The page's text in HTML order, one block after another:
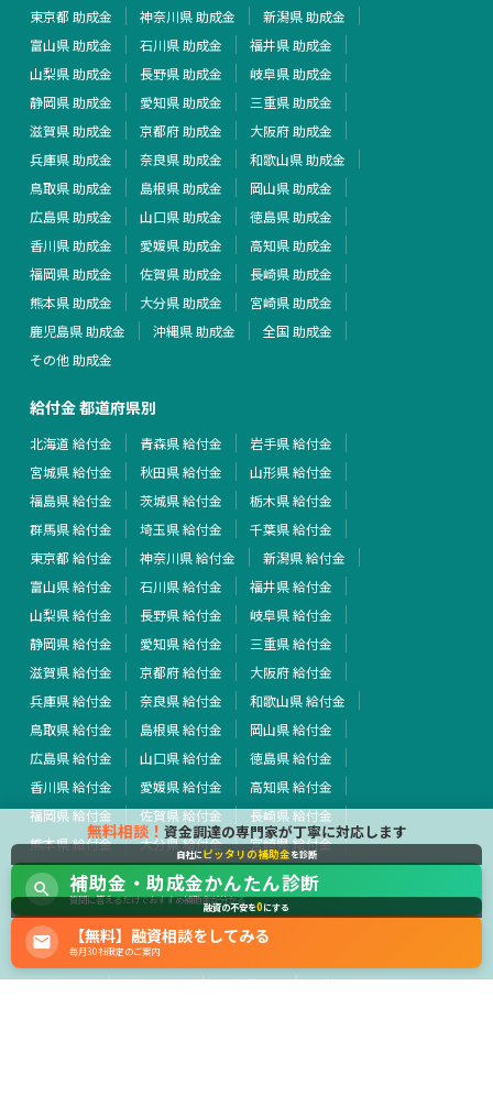
東京都 助成金
神奈川県 助成金
新潟県 助成金
富山県 助成金
石川県 助成金
福井県 助成金
山梨県 助成金
長野県 助成金
岐阜県 助成金
静岡県 助成金
愛知県 助成金
三重県 助成金
滋賀県 助成金
京都府 助成金
大阪府 助成金
兵庫県 助成金
奈良県 助成金
和歌山県 助成金
鳥取県 助成金
島根県 助成金
岡山県 助成金
広島県 助成金
山口県 助成金
徳島県 助成金
香川県 助成金
愛媛県 助成金
高知県 助成金
福岡県 助成金
佐賀県 助成金
長崎県 助成金
熊本県 助成金
大分県 助成金
宮崎県 助成金
鹿児島県 助成金
沖縄県 助成金
全国 助成金
その他 助成金
給付金 都道府県別
北海道 給付金 青森県 給付金
岩手県 給付金
宮城県 給付金
秋田県 給付金
山形県 給付金
福島県 給付金
茨城県 給付金
栃木県 給付金
群馬県 給付金
埼玉県 給付金
千葉県 給付金
東京都 給付金
神奈川県 給付金
新潟県 給付金
富山県 給付金
石川県 給付金
福井県 給付金
山梨県 給付金
長野県 給付金
岐阜県 給付金
静岡県 給付金
愛知県 給付金
三重県 給付金
滋賀県 給付金
京都府 給付金
大阪府 給付金
兵庫県 給付金
奈良県 給付金
和歌山県 給付金
鳥取県 給付金
島根県 給付金
岡山県 給付金
広島県 給付金
山口県 給付金
徳島県 給付金
香川県 給付金
愛媛県 給付金
高知県 給付金
福岡県 給付金
佐賀県 給付金
長崎県 給付金
熊本県 給付金
大分県 給付金
宮崎県 給付金
鹿児島県 給付金
沖縄県 給付金
全国 給付金
その他 給付金
行政・外部団体
経済産業省 中小企業庁 厚生労働省 農林水産省
無料相談！ 資金調達の専門家が丁寧に対応します
自社にピッタリの補助金を診断
補助金・助成金かんたん診断
質問に答えるだけでおすすめ補助金が分かる
融資の不安を0にする
【無料】融資相談をしてみる
毎月30社限定のご案内